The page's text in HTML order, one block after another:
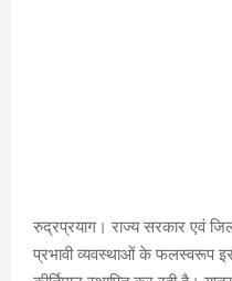
रुद्रप्रयाग। राज्य सरकार एवं
प्रभावी व्यवस्थाओं के फलस्वरूप इस